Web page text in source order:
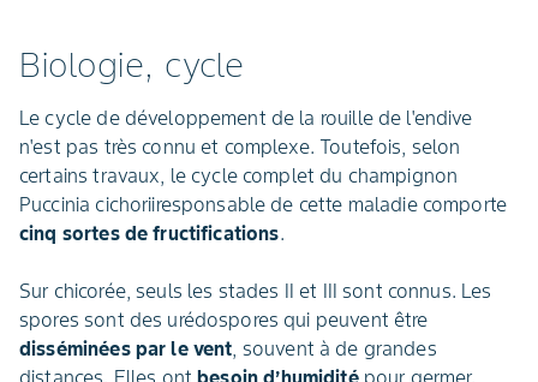
Biologie, cycle
Le cycle de développement de la rouille de l'endive
n'est pas très connu et complexe. Toutefois, selon
certains travaux, le cycle complet du champignon
Puccinia cichoriiresponsable de cette maladie comporte
cinq sortes de fructifications.
Sur chicorée, seuls les stades II et III sont connus. Les
spores sont des urédospores qui peuvent être
disséminées par le vent, souvent à de grandes